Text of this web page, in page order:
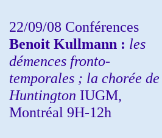
22/09/08 Conférences
Benoit Kullmann : les
démences fronto-
temporales ; la chorée de
Huntington IUGM,
Montréal 9H-12h